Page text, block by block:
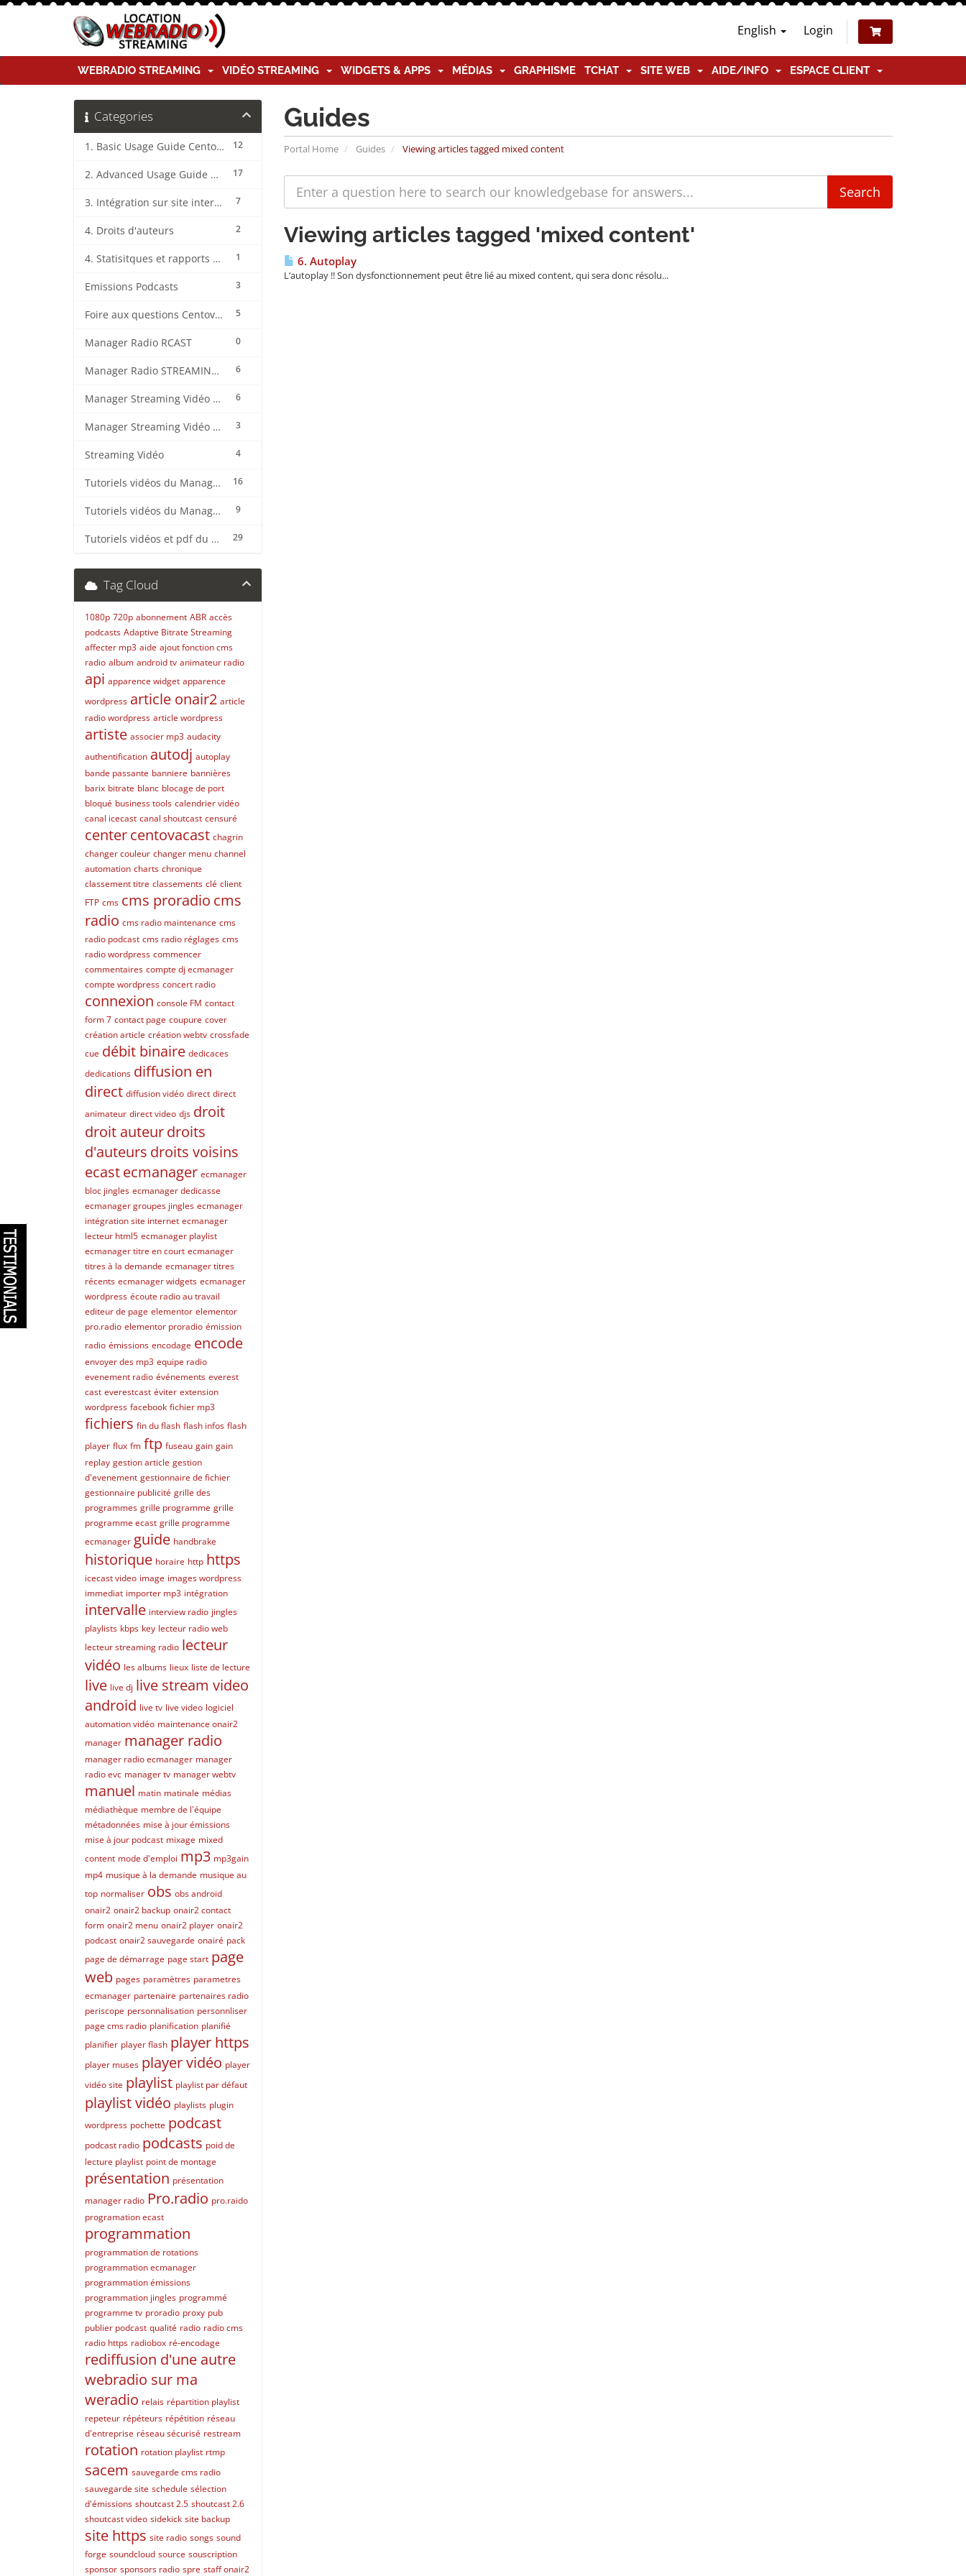
English Login
WEBRADIO STREAMING VIDÉO STREAMING WIDGETS & APPS MÉDIAS GRAPHISME TCHAT SITE WEB AIDE/INFO ESPACE CLIENT
Guides
Portal Home Guides Viewing articles tagged mixed content
Categories
12
1. Basic Usage Guide CentovaCast
17
2. Advanced Usage Guide CentovaCast
7
3. Intégration sur site internet CentovaCast
2
4. Droits d'auteurs
1
4. Statisitques et rapports CentovaCast
3
Emissions Podcasts
5
Foire aux questions CentovaCast
0
Manager Radio RCAST
6
Manager Radio STREAMING CENTER
6
Manager Streaming Vidéo TVMCP
3
Manager Streaming Vidéo VDO
4
Streaming Vidéo
16
Tutoriels vidéos du Manager Radio CentovaCast
9
Tutoriels vidéos du Manager Radio STREAMING CENTER
29
Tutoriels vidéos et pdf du CMS Radio Wordpress + OnAir2/Pro.Radio
Viewing articles tagged 'mixed content'
6. Autoplay
L’autoplay !! Son dysfonctionnement peut être lié au mixed content, qui sera donc résolu...
Tag Cloud
1080p 720p abonnement ABR accès
podcasts Adaptive Bitrate Streaming
affecter mp3 aide ajout fonction cms
radio album android tv animateur radio
api apparence widget apparence
wordpress article onair2 article
radio wordpress article wordpress
artiste associer mp3 audacity
authentification autodj autoplay
bande passante banniere bannières
barix bitrate blanc blocage de port
bloqué business tools calendrier vidéo
canal icecast canal shoutcast censuré
centercentovacast chagrin
changer couleur changer menu channel
automation charts chronique
classement titre classements clé client
FTP cms cms proradio cms
radio cms radio maintenance cms
radio podcast cms radio réglages cms
radio wordpress commencer
commentaires compte dj ecmanager
compte wordpress concert radio
connexion console FM contact
form 7 contact page coupure cover
création article création webtv crossfade
cue débit binaire dedicaces
dedications diffusion en
direct diffusion vidéo direct direct
animateur direct video djs droit
droit auteurdroits
d'auteurs droits voisins
ecastecmanager ecmanager
bloc jingles ecmanager dedicasse
ecmanager groupes jingles ecmanager
intégration site internet ecmanager
lecteur html5 ecmanager playlist
ecmanager titre en court ecmanager
titres à la demande ecmanager titres
récents ecmanager widgets ecmanager
wordpress écoute radio au travail
editeur de page elementor elementor
pro.radio elementor proradio émission
radio émissions encodage encode
envoyer des mp3 equipe radio
evenement radio événements everest
cast everestcast éviter extension
wordpress facebook fichier mp3
fichiers fin du flash flash infos flash
player flux fm ftp fuseau gain gain
replay gestion article gestion
d'evenement gestionnaire de fichier
gestionnaire publicité grille des
programmes grille programme grille
programme ecast grille programme
ecmanager guide handbrake
historique horaire http https
icecast video image images wordpress
immediat importer mp3 intégration
intervalle interview radio jingles
playlists kbps key lecteur radio web
lecteur streaming radio lecteur
vidéo les albums lieux liste de lecture
live live dj live stream video
android live tv live video logiciel
automation vidéo maintenance onair2
manager manager radio
manager radio ecmanager manager
radio evc manager tv manager webtv
manuel matin matinale médias
médiathèque membre de l'équipe
métadonnées mise à jour émissions
mise à jour podcast mixage mixed
content mode d'emploi mp3 mp3gain
mp4 musique à la demande musique au
top normaliser obs obs android
onair2 onair2 backup onair2 contact
form onair2 menu onair2 player onair2
podcast onair2 sauvegarde onairé pack
page de démarrage page start page
web pages paramètres parametres
ecmanager partenaire partenaires radio
periscope personnalisation personnliser
page cms radio planification planifié
planifier player flash player https
player muses player vidéo player
vidéo site playlist playlist par défaut
playlist vidéo playlists plugin
wordpress pochette podcast
podcast radio podcasts poid de
lecture playlist point de montage
présentation présentation
manager radio Pro.radio pro.raido
programation ecast
programmation
programmation de rotations
programmation ecmanager
programmation émissions
programmation jingles programmé
programme tv proradio proxy pub
publier podcast qualité radio radio cms
radio https radiobox ré-encodage
rediffusion d'une autre
webradio sur ma
weradio relais répartition playlist
repeteur répéteurs répétition réseau
d'entreprise réseau sécurisé restream
rotation rotation playlist rtmp
sacem sauvegarde cms radio
sauvegarde site schedule sélection
d'émissions shoutcast 2.5 shoutcast 2.6
shoutcast video sidekick site backup
site https site radio songs sound
forge soundcloud source souscription
sponsor sponsors radio spre staff onair2